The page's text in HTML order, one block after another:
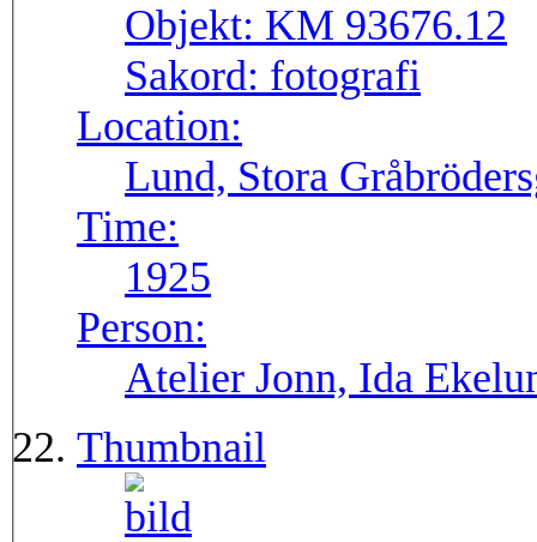
Objekt: KM 93676.12
Sakord: fotografi
Location:
Lund, Stora
Time:
1925
Person:
Atelier Jonn, Ida
Thumbnail